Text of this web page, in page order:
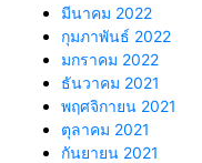
มีนาคม 2022
กุมภาพันธ์ 2022
มกราคม 2022
ธันวาคม 2021
พฤศจิกายน 2021
ตุลาคม 2021
กันยายน 2021